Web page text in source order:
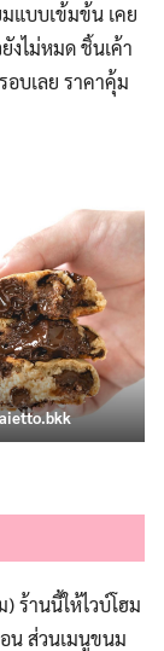
แบบเข้มข้น เคย
งไม่หมด ชิ้นเค้า
บเลย ราคาคุ้ม
ร้านนี้ให้ไวบ์โฮม
น ส่วนเมนูขนม